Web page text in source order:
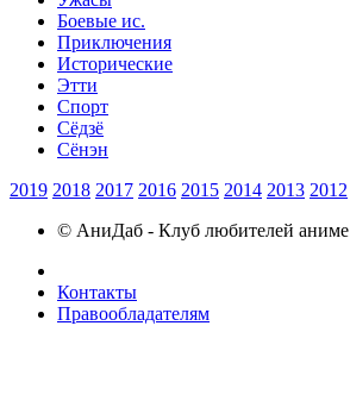
Боевые ис.
Приключения
Исторические
Этти
Спорт
Сёдзё
Сёнэн
2019 2018 2017 2016 2015 2014 2013 2012
© АниДаб - Клуб любителей аниме
Контакты
Правообладателям